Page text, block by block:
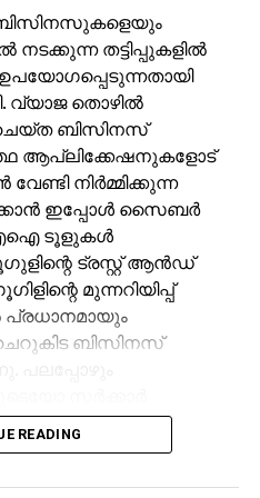
സ്വീകരിച്ചു.
കിസ്‌റാ
മന്ത്രി ഹുര്‍മുസാനെ
സംസാരിക്കാന്‍
രാജകൊട്ടാരം? മന്ത്രി
രാജാവ്.
അവിടെ
പള്ളിയിലുമില്ല. ജനം
ഹുര്‍മുസാനെയും
നോക്കുന്നു. ഉമര്‍
കിടന്നുറങ്ങുന്നു.
നടത്തി. അപ്പോള്‍
ഹുര്‍മുസാന്‍ വന്ന
ഇന്ന് മറ്റുള്ളവരുടെ
സ്വന്തം
തട്ടിപ്പുകളില്‍
വ്യാജ തൊഴില്‍
ബിസിനസ്
ആപ്ലിക്കേഷനുകളോട്
നിര്‍മ്മിക്കുന്ന
ഇപ്പോള്‍ സൈബര്‍
എഐ ടൂളുകള്‍
ട്രസ്റ്റ് ആന്‍ഡ്
മുന്നറിയിപ്പ്
പ്രധാനമായും
ബിസിനസ്
വ്യാജ ജോലി
ഇരകളോട്
READING